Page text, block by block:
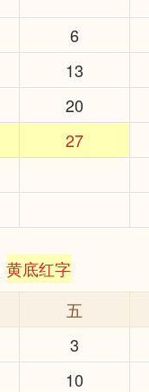
6
13
20
27
黄底红字
五
3
10